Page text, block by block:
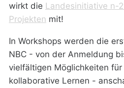
wirkt die Landesinitiative n-
Projekten mit!
In Workshops werden die
NBC - von der Anmeldung
vielfältigen Möglichkeiten
kollaborative Lernen -